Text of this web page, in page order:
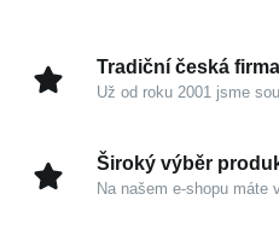
kovu punc studiové
čistých linií podtrhuje
okázalosti.
Tradiční česká firma
Už od roku 2001 jsme
Široký výběr
Na našem e-shopu máte